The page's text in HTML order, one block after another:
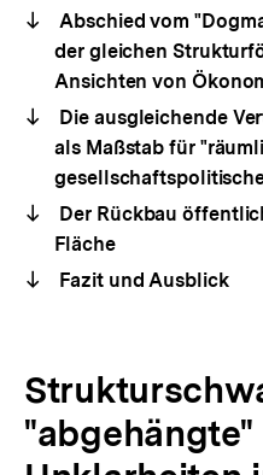
Abschied vom
der gleichen
Ansichten von
Die ausgleichende
als Maßstab für
Der Rückbau
Fläche
Fazit und Ausblick
"abgehängte"